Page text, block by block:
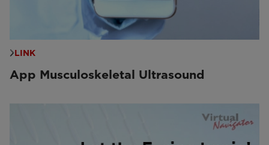
LINK
App Musculoskeletal Ultrasound